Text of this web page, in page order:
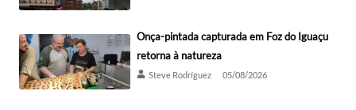
Onça-pintada capturada em Foz do Iguaçu
retorna à natureza
Steve Rodríguez 05/08/2026